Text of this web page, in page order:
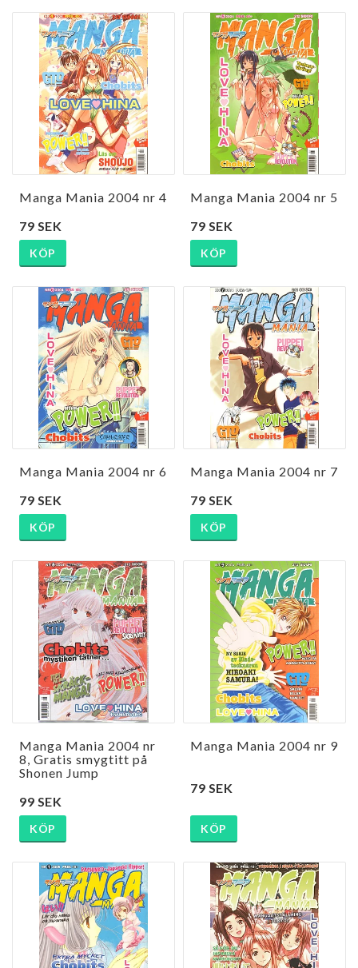
Manga Mania 2004 nr 4
79 SEK
KÖP
Manga Mania 2004 nr 5
79 SEK
KÖP
Manga Mania 2004 nr 6
79 SEK
KÖP
Manga Mania 2004 nr 7
79 SEK
KÖP
Manga Mania 2004 nr
8, Gratis smygtitt på
Shonen Jump
99 SEK
KÖP
Manga Mania 2004 nr 9
79 SEK
KÖP